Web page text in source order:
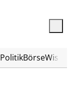
PolitikBörse